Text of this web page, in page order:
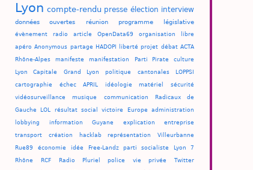
Lyon compte-rendu presse élection interview
données ouvertes réunion programme législative
évènement radio article OpenData69 organisation
libre
apéro Anonymous partage HADOPI liberté projet débat ACTA
Rhône-Alpes
manifeste manifestation Parti Pirate
culture
Lyon Capitale
Grand Lyon politique cantonales LOPPSI
cartographie échec APRIL idéologie matériel sécurité
vidéosurveillance musique communication Radicaux de
Gauche LOL résultat social victoire Europe administration
lobbying information Guyane explication entreprise
transport création hacklab représentation Villeurbanne
Rue89 économie idée Free-Landz parti socialiste Lyon 7
Rhône RCF Radio Pluriel police vie privée Twitter